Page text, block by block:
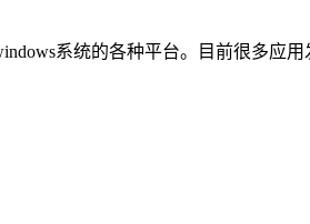
系统的各种平台。目前很多应